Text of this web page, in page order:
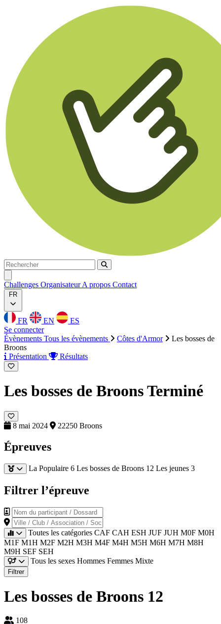
Rechercher
Rechercher
Challenges OrganisateurA propos Contact
FR
FR EN
ES
Se connecter
Évènements Tous les évènements Côtes d'Armor
Les bosses de
Broons
Présentation
Résultats
Les bosses de BroonsTerminé
8 mai 2024 22250 Broons
Épreuves
La Populaire 6 Les bosses de Broons 12 Les jeunes 3
Filtrer l’épreuve
Nom du participant / Dossard
Ville / Club / Association / Société
Toutes les catégories CAF CAH ESH JUF JUH M0F M0H
M1F M1H M2F M2H M3H M4F M4H M5H M6H M7H M8H
M9H SEF SEH
Tous les sexes Hommes Femmes Mixte
Filtrer
Les bosses de Broons 12
108